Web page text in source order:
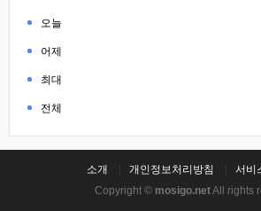
오늘
어제
최대
전체
소개 개인정보처리방침
서비
Copyright © mosigo.netAll rights